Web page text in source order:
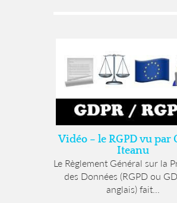
Vidéo – le RGPD vu par
Iteanu
Le Règlement Général sur la
des Données (RGPD ou
anglais) fait...